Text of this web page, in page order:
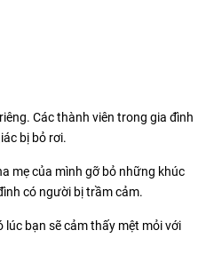
Các thành viên trong gia đình
bị bỏ rơi.
mẹ của mình gỡ bỏ những khúc
có người bị trầm cảm.
bạn sẽ cảm thấy mệt mỏi với